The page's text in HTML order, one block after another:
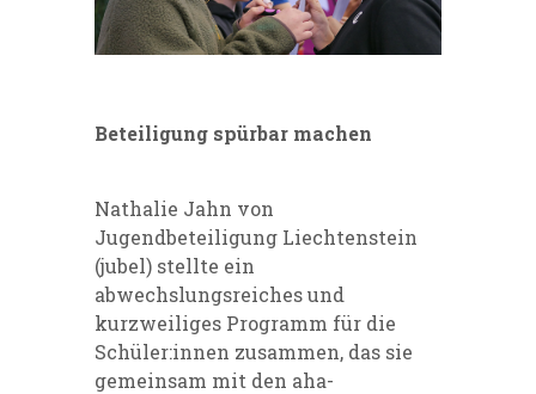
Beteiligung spürbar machen
Nathalie Jahn von
Jugendbeteiligung Liechtenstein
(jubel) stellte ein
abwechslungsreiches und
kurzweiliges Programm für die
Schüler:innen zusammen, das sie
gemeinsam mit den aha-